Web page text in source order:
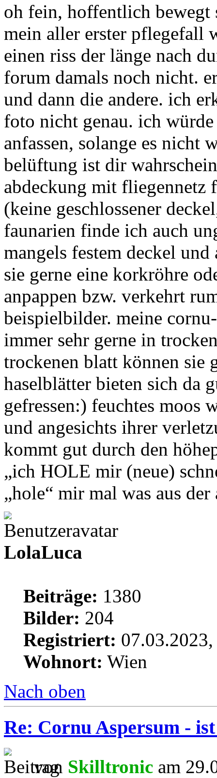
oh fein, hoffentlich bewegt
mein aller erster pflegefall
einen riss der länge nach
forum damals noch nicht.
und dann die andere. ich
foto nicht genau. ich
anfassen, solange es nicht
belüftung ist dir
abdeckung mit fliegennetz
(keine geschlossener
faunarien finde ich auch
mangels festem deckel
sie gerne eine korkröhre
anpappen bzw. verkehrt
beispielbilder. meine
immer sehr gerne in
trockenen blatt können sie
haselblätter bieten sich da
gefressen:) feuchtes moos
und angesichts ihrer
kommt gut durch den
„ich HOLE mir (neue)
„hole“ mir mal was aus
LolaLuca
Beiträge: 1380
Bilder: 204
Registriert:
Wohnort: Wien
Nach oben
Re: Cornu Aspersum -
von Skilltronic am